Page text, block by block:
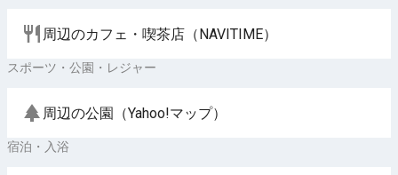
周辺のカフェ・喫茶店（NAVITIME）
スポーツ・公園・レジャー
周辺の公園（Yahoo!マップ）
宿泊・入浴